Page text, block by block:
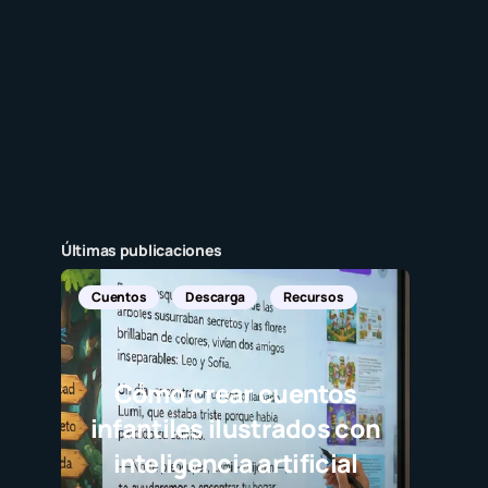
Últimas publicaciones